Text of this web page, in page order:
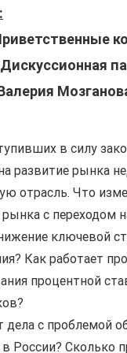
в силу
развитие рынка
отрасль. Что
с переходом
ключевой
Как работает
процентной
дела с проблемой
России? Сколько